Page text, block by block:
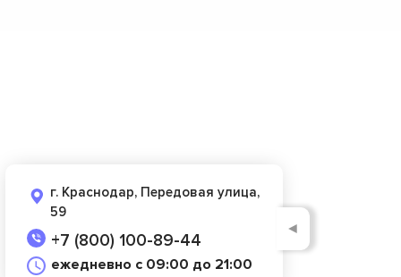
г. Краснодар, Передовая улица,
59
+7 (800) 100-89-44
ежедневно с 09:00 до 21:00
◄